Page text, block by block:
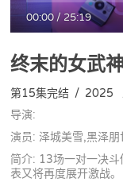
00:00/25:19
终末的女武
第15集完结 / 2025
导演:
演员: 泽城美雪,黑泽
简介: 13场一对一决
表又将再度展开激战。